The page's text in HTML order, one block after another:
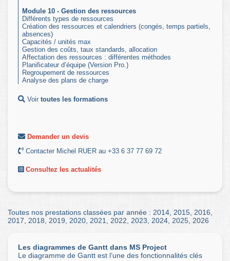
Module 10 - Gestion des ressources
Différents types de ressources
Création des ressources et calendriers (congés, temps partiels,
absences)
Capacités / unités max
Gestion des coûts, taux standards, allocation
Affectation des ressources : différentes méthodes
Planificateur d’équipe (Version Pro.)
Regroupement de ressources
Analyse des plans de charge
Voir toutes les formations
Demander un devis
Contacter Michel RUER au +33 6 37 77 69 72
Consultez les actualités
Toutes nos prestations classées par année : 2014 2015 2016
2017
2018 2019 2020 2021 2022 2023 2024 2025 2026
Les diagrammes de Gantt dans MS Project
Le diagramme de Gantt est l’une des fonctionnalités clés